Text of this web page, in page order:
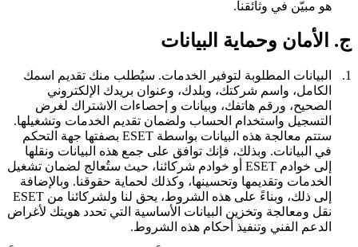
هو مبيّن في وثائقنا.
ج. الأمان وحماية البيانات
1. البيانات المطلوبة لتوفير الخدمات. سيُطلب منك تقديم اسمك
الكامل، واسم شركتك، وبلدك، وعنوان بريدك الإلكتروني
الصحيح، ورقم هاتفك، وبيانات و إحصاءات الاشتراك لغرض
التسجيل واستخدام الحساب ولضمان تقديم الخدمات وتشغيلها.
ستتم معالجة هذه البيانات بواسطة ESET بصفتها جهة التحكم
في البيانات. وبذلك، فإنك توافق على جمع هذه البيانات ونقلها
إلى خوادم ESET أو خوادم شركائنا، حيث ستُعالج لضمان تشغيل
الخدمات وتقديمها وتحسينها، وكذلك لحماية حقوقنا. وبالإضافة
إلى ذلك، وبناءً على هذه الشروط، يحق لنا ولشركائنا من ESET
نقل ومعالجة وتخزين البيانات الأساسية التي تحدد هويتك لأغراض
الدعم الفني وتنفيذ أحكام هذه الشروط.